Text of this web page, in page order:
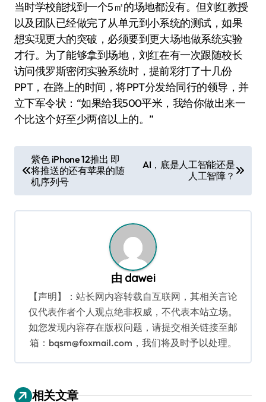
当时学校能找到一个5㎡的场地都没有。但刘红教授
以及团队已经做完了从单元到小系统的测试，如果
想实现更大的突破，必须要到更大场地做系统实验
才行。为了能够拿到场地，刘红在有一次跟随校长
访问俄罗斯密闭实验系统时，提前彩打了十几份
PPT，在路上的时间，将PPT分发给同行的领导，并
立下军令状：“如果给我500平米，我给你做出来一
个比这个好至少两倍以上的。”
章
导
航
紫色 iPhone 12推出 即
将推送的还有苹果的随
机序列号
AI，底是人工智能还是
人工智障？
由 dawei
【声明】：站长网内容转载自互联网，其相关言论
仅代表作者个人观点绝非权威，不代表本站立场。
如您发现内容存在版权问题，请提交相关链接至邮
箱：bqsm@foxmail.com，我们将及时予以处理。
相关文章